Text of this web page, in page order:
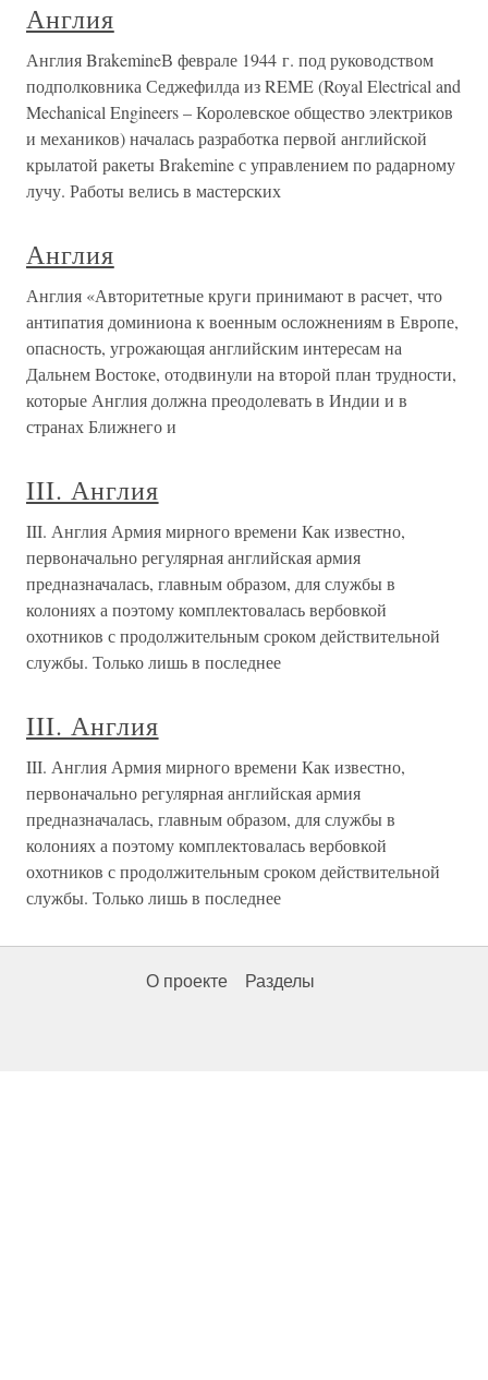
Англия
Англия BrakemineВ феврале 1944 г. под руководством
подполковника Седжефилда из REME (Royal Electrical and
Mechanical Engineers – Королевское общество электриков
и механиков) началась разработка первой английской
крылатой ракеты Brakemine с управлением по радарному
лучу. Работы велись в мастерских
Англия
Англия «Авторитетные круги принимают в расчет, что
антипатия доминиона к военным осложнениям в Европе,
опасность, угрожающая английским интересам на
Дальнем Востоке, отодвинули на второй план трудности,
которые Англия должна преодолевать в Индии и в
странах Ближнего и
III. Англия
III. Англия Армия мирного времени Как известно,
первоначально регулярная английская армия
предназначалась, главным образом, для службы в
колониях а поэтому комплектовалась вербовкой
охотников с продолжительным сроком действительной
службы. Только лишь в последнее
III. Англия
III. Англия Армия мирного времени Как известно,
первоначально регулярная английская армия
предназначалась, главным образом, для службы в
колониях а поэтому комплектовалась вербовкой
охотников с продолжительным сроком действительной
службы. Только лишь в последнее
О проекте Разделы